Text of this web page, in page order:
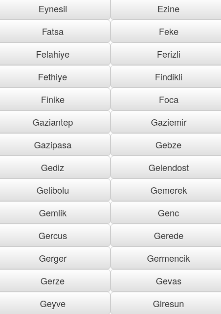
Eynesil
Ezine
Fatsa
Feke
Felahiye
Ferizli
Fethiye
Findikli
Finike
Foca
Gaziantep
Gaziemir
Gazipasa
Gebze
Gediz
Gelendost
Gelibolu
Gemerek
Gemlik
Genc
Gercus
Gerede
Gerger
Germencik
Gerze
Gevas
Geyve
Giresun